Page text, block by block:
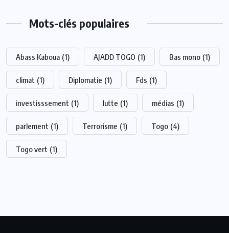
Mots-clés populaires
Abass Kaboua (1) AJADD TOGO (1) Bas mono (1)
climat (1) Diplomatie (1) Fds (1)
investisssement (1) lutte (1) médias (1)
parlement (1) Terrorisme (1) Togo (4)
Togo vert (1)